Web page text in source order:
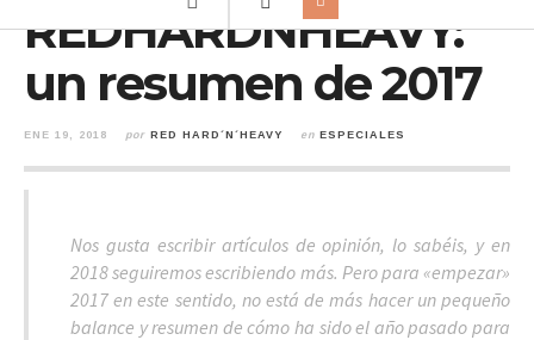
REDHARDNHEAVY:
un resumen de 2017
ENE 19, 2018 por RED HARD´N´HEAVY en ESPECIALES
Nos gusta escribir artículos de opinión, lo sabéis, y en
2018 seguiremos escribiendo más. Pero para «empezar»
2017 en este sentido, no está de más hacer un pequeño
balance y resumen de cómo ha sido el año pasado para